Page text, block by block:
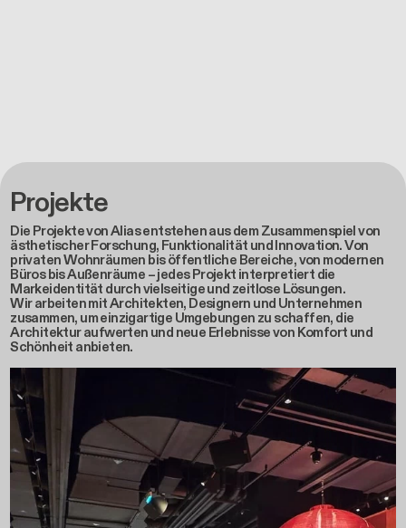
Projekte
Die Projekte von Alias entstehen aus dem Zusammenspiel von
ästhetischer Forschung, Funktionalität und Innovation. Von
privaten Wohnräumen bis öffentliche Bereiche, von modernen
Büros bis Außenräume – jedes Projekt interpretiert die
Markeidentität durch vielseitige und zeitlose Lösungen.
Wir arbeiten mit Architekten, Designern und Unternehmen
zusammen, um einzigartige Umgebungen zu schaffen, die
Architektur aufwerten und neue Erlebnisse von Komfort und
Schönheit anbieten.